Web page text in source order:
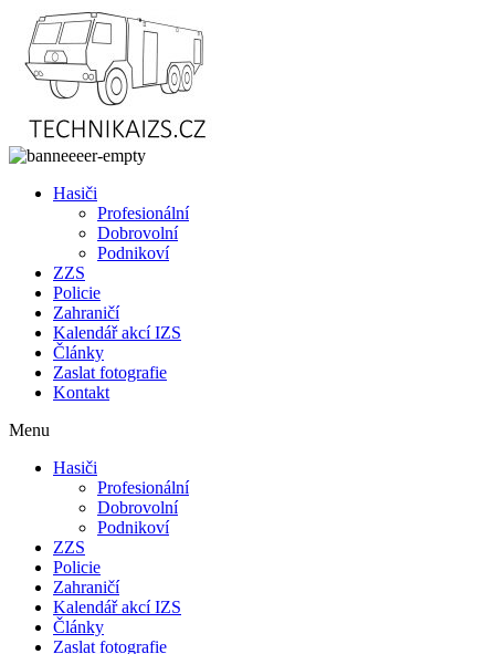
Přejít
obsahu
Hasiči
Profesionální
Dobrovolní
Podnikoví
ZZS
Policie
Zahraničí
Kalendář akcí IZS
Články
Zaslat fotografie
Kontakt
Menu
Hasiči
Profesionální
Dobrovolní
Podnikoví
ZZS
Policie
Zahraničí
Kalendář akcí IZS
Články
Zaslat fotografie